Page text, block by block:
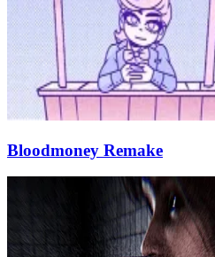
Bloodmoney Remake